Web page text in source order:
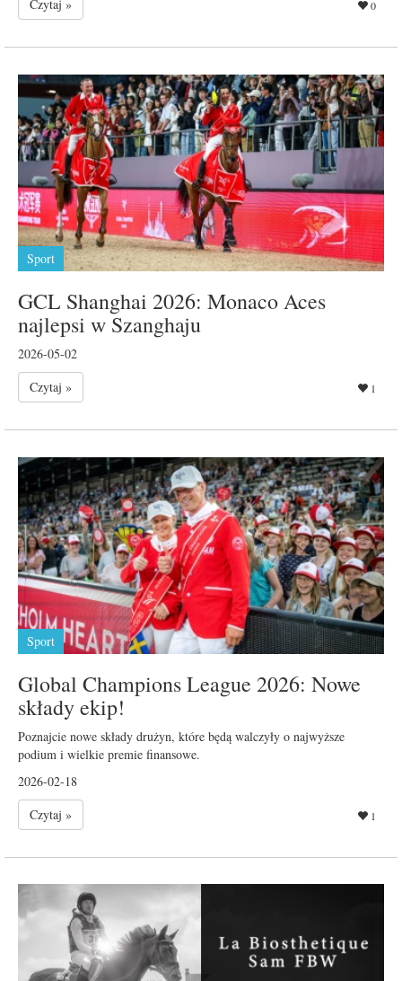
Czytaj »
0
Sport
GCL Shanghai 2026: Monaco Aces
najlepsi w Szanghaju
2026-05-02
Czytaj »
1
Sport
Global Champions League 2026: Nowe
składy ekip!
Poznajcie nowe składy drużyn, które będą walczyły o najwyższe
podium i wielkie premie finansowe.
2026-02-18
Czytaj »
1